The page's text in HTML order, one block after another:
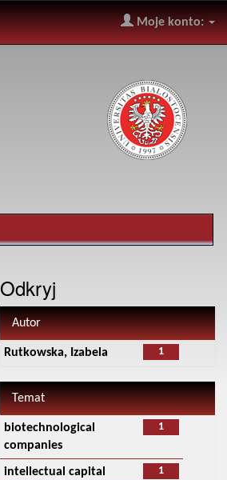
Moje konto:
Odkryj
Autor
1
Rutkowska, Izabela
Temat
1
biotechnological
companies
1
intellectual capital